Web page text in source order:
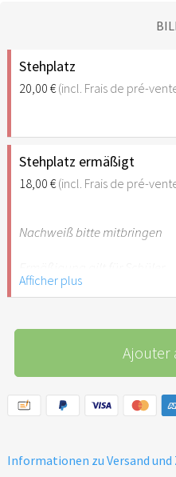
Stehplatz
20,00 €(incl. Frais de pré-
Stehplatz ermäßigt
18,00 €(incl. Frais de pré-
Nachweiß bitte mitbringen
Studenten, Auszubildende,
Rentner, Arbeitslose, FSJler,
Vermerk kostenlose
Begleitperson)
Afficher plus
Ajouter
Informationen zu Versand und